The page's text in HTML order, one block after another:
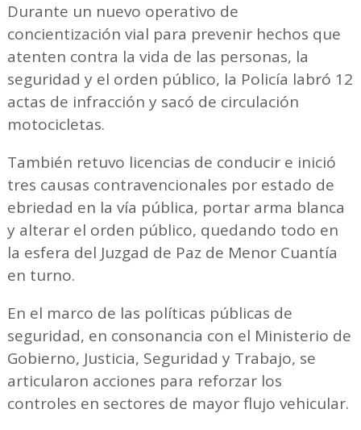
Durante un nuevo operativo de
concientización vial para prevenir hechos que
atenten contra la vida de las personas, la
seguridad y el orden público, la Policía labró 12
actas de infracción y sacó de circulación
motocicletas.
También retuvo licencias de conducir e inició
tres causas contravencionales por estado de
ebriedad en la vía pública, portar arma blanca
y alterar el orden público, quedando todo en
la esfera del Juzgad de Paz de Menor Cuantía
en turno.
En el marco de las políticas públicas de
seguridad, en consonancia con el Ministerio de
Gobierno, Justicia, Seguridad y Trabajo, se
articularon acciones para reforzar los
controles en sectores de mayor flujo vehicular.